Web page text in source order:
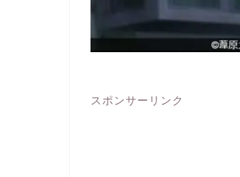
スポンサーリンク